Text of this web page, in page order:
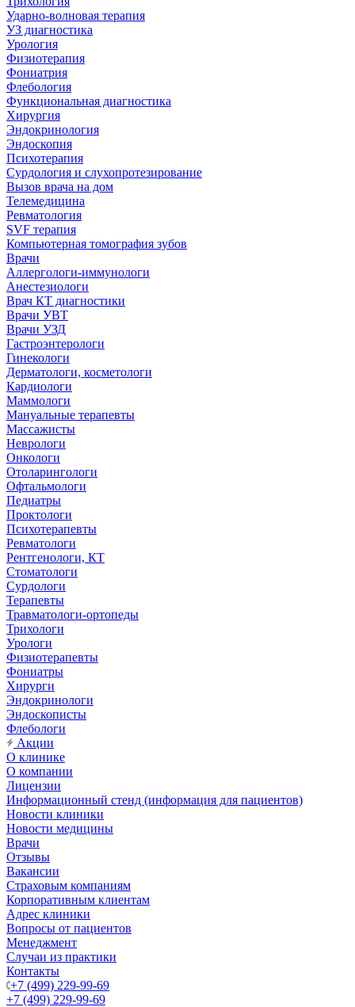
Ударно-волновая терапия
УЗ диагностика
Урология
Физиотерапия
Фониатрия
Флебология
Функциональная диагностика
Хирургия
Эндокринология
Эндоскопия
Психотерапия
Сурдология и слухопротезирование
Вызов врача на дом
Телемедицина
Ревматология
SVF терапия
Компьютерная томография зубов
Врачи
Аллергологи-иммунологи
Анестезиологи
Врач КТ диагностики
Врачи УВТ
Врачи УЗД
Гастроэнтерологи
Гинекологи
Дерматологи, косметологи
Кардиологи
Маммологи
Мануальные терапевты
Массажисты
Неврологи
Онкологи
Отоларингологи
Офтальмологи
Педиатры
Проктологи
Психотерапевты
Ревматологи
Рентгенологи, КТ
Стоматологи
Сурдологи
Терапевты
Травматологи-ортопеды
Трихологи
Урологи
Физиотерапевты
Фониатры
Хирурги
Эндокринологи
Эндоскописты
Флебологи
Акции
О клинике
О компании
Лицензии
Информационный стенд (информация для пациентов)
Новости клиники
Новости медицины
Врачи
Отзывы
Вакансии
Страховым компаниям
Корпоративным клиентам
Адрес клиники
Вопросы от пациентов
Менеджмент
Случаи из практики
Контакты
+7 (499) 229-99-69
+7 (499) 229-99-69